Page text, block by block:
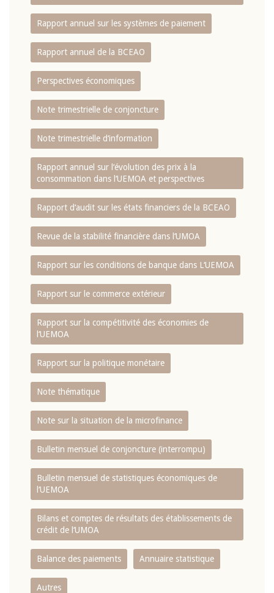
Rapport annuel sur les systèmes de paiement
Rapport annuel de la BCEAO
Perspectives économiques
Note trimestrielle de conjoncture
Note trimestrielle d‘information
Rapport annuel sur l‘évolution des prix à la
consommation dans l‘UEMOA et perspectives
Rapport d‘audit sur les états financiers de la BCEAO
Revue de la stabilité financière dans l‘UMOA
Rapport sur les conditions de banque dans L‘UEMOA
Rapport sur le commerce extérieur
Rapport sur la compétitivité des économies de
l‘UEMOA
Rapport sur la politique monétaire
Note thématique
Note sur la situation de la microfinance
Bulletin mensuel de conjoncture (interrompu)
Bulletin mensuel de statistiques économiques de
l‘UEMOA
Bilans et comptes de résultats des établissements de
crédit de l‘UMOA
Balance des paiements Annuaire statistique
Autres